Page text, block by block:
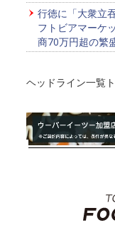
行徳に「大衆立
フトビアマーケ
商70万円超の繁
ヘッドライン一覧